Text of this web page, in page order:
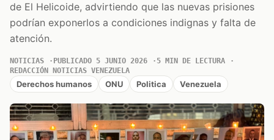
de El Helicoide, advirtiendo que las nuevas prisiones
podrían exponerlos a condiciones indignas y falta de
atención.
NOTICIAS PUBLICADO 5 JUNIO 2026
5 MIN DE LECTURA
REDACCIÓN NOTICIAS VENEZUELA
Derechos humanos ONU Politica Venezuela